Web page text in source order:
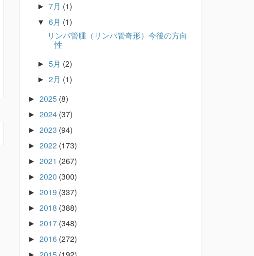
► 7月 (1)
▼ 6月 (1)
リンパ管腫（リンパ管奇形）今後の方向
性
► 5月 (2)
► 2月 (1)
► 2025 (8)
► 2024 (37)
► 2023 (94)
► 2022 (173)
► 2021 (267)
► 2020 (300)
► 2019 (337)
► 2018 (388)
► 2017 (348)
► 2016 (272)